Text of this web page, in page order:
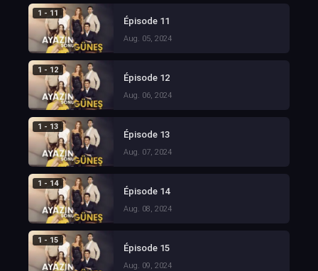
1 - 11
Épisode 11
Aug. 05, 2024
1 - 12
Épisode 12
Aug. 06, 2024
1 - 13
Épisode 13
Aug. 07, 2024
1 - 14
Épisode 14
Aug. 08, 2024
1 - 15
Épisode 15
Aug. 09, 2024